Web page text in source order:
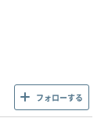
フォローする